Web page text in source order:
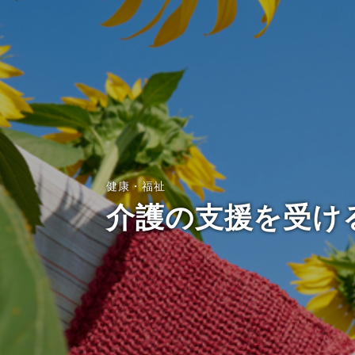
健康・福祉
介護の支援を受け